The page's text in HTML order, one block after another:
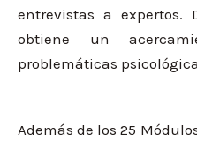
entrevistas a expertos.
obtiene un
problemáticas
Además de los 25